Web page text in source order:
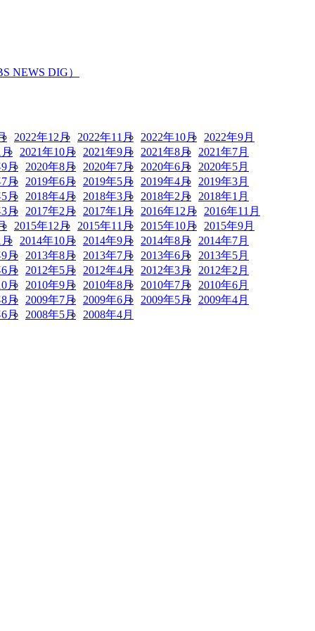
NEWS DIG）
2022年12月 2022年11月 2022年10月 2022年9月
月 2021年10月 2021年9月 2021年8月 2021年7月
月 2020年8月 2020年7月 2020年6月 2020年5月
月 2019年6月 2019年5月 2019年4月 2019年3月
月 2018年4月 2018年3月 2018年2月 2018年1月
月 2017年2月 2017年1月 2016年12月 2016年11月
2015年12月 2015年11月 2015年10月 2015年9月
月 2014年10月 2014年9月 2014年8月 2014年7月
月 2013年8月 2013年7月 2013年6月 2013年5月
月 2012年5月 2012年4月 2012年3月 2012年2月
月 2010年9月 2010年8月 2010年7月 2010年6月
月 2009年7月 2009年6月 2009年5月 2009年4月
月 2008年5月 2008年4月